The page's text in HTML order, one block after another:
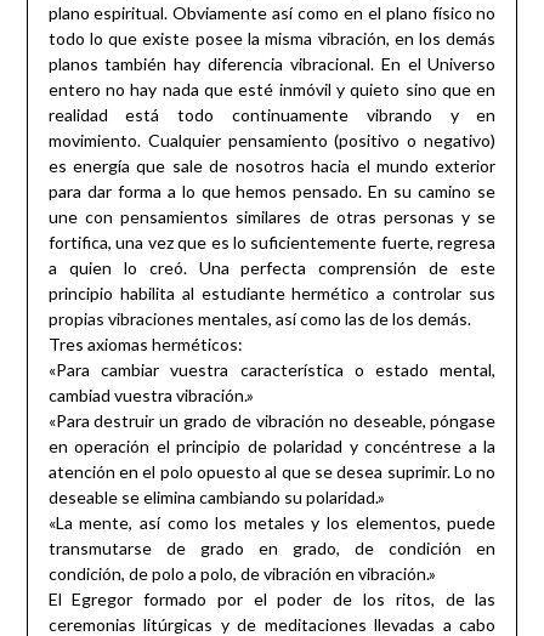
plano espiritual. Obviamente así como en el plano físico no
todo lo que existe posee la misma vibración, en los demás
planos también hay diferencia vibracional. En el Universo
entero no hay nada que esté inmóvil y quieto sino que en
realidad está todo continuamente vibrando y en
movimiento. Cualquier pensamiento (positivo o negativo)
es energía que sale de nosotros hacia el mundo exterior
para dar forma a lo que hemos pensado. En su camino se
une con pensamientos similares de otras personas y se
fortifica, una vez que es lo suficientemente fuerte, regresa
a quien lo creó. Una perfecta comprensión de este
principio habilita al estudiante hermético a controlar sus
propias vibraciones mentales, así como las de los demás.
Tres axiomas herméticos:
«Para cambiar vuestra característica o estado mental,
cambiad vuestra vibración.»
«Para destruir un grado de vibración no deseable, póngase
en operación el principio de polaridad y concéntrese a la
atención en el polo opuesto al que se desea suprimir. Lo no
deseable se elimina cambiando su polaridad.»
«La mente, así como los metales y los elementos, puede
transmutarse de grado en grado, de condición en
condición, de polo a polo, de vibración en vibración.»
El Egregor formado por el poder de los ritos, de las
ceremonias litúrgicas y de meditaciones llevadas a cabo